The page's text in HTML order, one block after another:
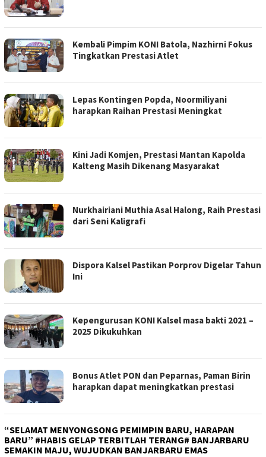
Kembali Pimpim KONI Batola, Nazhirni Fokus
Tingkatkan Prestasi Atlet
Lepas Kontingen Popda, Noormiliyani
harapkan Raihan Prestasi Meningkat
Kini Jadi Komjen, Prestasi Mantan Kapolda
Kalteng Masih Dikenang Masyarakat
Nurkhairiani Muthia Asal Halong, Raih Prestasi
dari Seni Kaligrafi
Dispora Kalsel Pastikan Porprov Digelar Tahun
Ini
Kepengurusan KONI Kalsel masa bakti 2021 –
2025 Dikukuhkan
Bonus Atlet PON dan Peparnas, Paman Birin
harapkan dapat meningkatkan prestasi
“SELAMAT MENYONGSONG PEMIMPIN BARU, HARAPAN
BARU” #HABIS GELAP TERBITLAH TERANG# BANJARBARU
SEMAKIN MAJU, WUJUDKAN BANJARBARU EMAS